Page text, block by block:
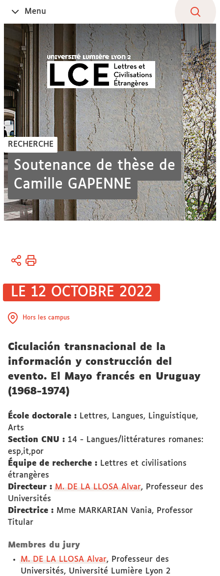
contenu
Ouvrir
le
Menu
RECHERCHE
Soutenance de thèse de
Camille GAPENNE
Vous
Accueil
Soutenances
d’HDR
LE 12 OCTOBRE 2022
Hors les campus
Ciculación transnacional de la
información y construcción del
evento. El Mayo francés en Uruguay
(1968-1974)
École doctorale : Lettres, Langues, Linguistique,
Arts
Section CNU : 14 - Langues/littératures romanes:
esp,it,por
Équipe de recherche : Lettres et civilisations
étrangères
Directeur : M. DE LA LLOSA Alvar, Professeur des
Universités
Directrice : Mme MARKARIAN Vania, Professor
Titular
Membres du jury
M. DE LA LLOSA Alvar, Professeur des
Universités, Université Lumière Lyon 2